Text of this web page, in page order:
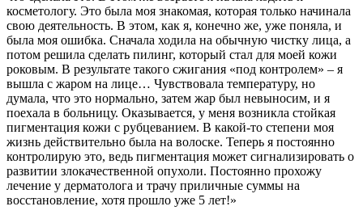
косметологу. Это была моя знакомая, которая только начинала
свою деятельность. В этом, как я, конечно же, уже поняла, и
была моя ошибка. Сначала ходила на обычную чистку лица, а
потом решила сделать пилинг, который стал для моей кожи
роковым. В результате такого сжигания «под контролем» – я
вышла с жаром на лице… Чувствовала температуру, но
думала, что это нормально, затем жар был невыносим, и я
поехала в больницу. Оказывается, у меня возникла стойкая
пигментация кожи с рубцеванием. В какой-то степени моя
жизнь действительно была на волоске. Теперь я постоянно
контролирую это, ведь пигментация может сигнализировать о
развитии злокачественной опухоли. Постоянно прохожу
лечение у дерматолога и трачу приличные суммы на
восстановление, хотя прошло уже 5 лет!»